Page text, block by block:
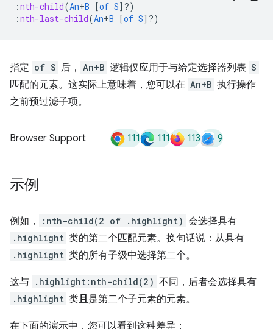
:nth-child(An+B [of S]?)
:nth-last-child(An+B [of S]?)
指定 of S 后， An+B 逻辑仅应用于与给定选择器列表 S
匹配的元素。这实际上意味着，您可以在 An+B 执行操作
之前预过滤子项。
Browser Support 111 111 113 9
示例
例如， :nth-child(2 of .highlight) 会选择具有
.highlight 类的第二个匹配元素。换句话说：从具有
.highlight 类的所有子级中选择第二个。
这与 .highlight:nth-child(2) 不同，后者会选择具有
.highlight 类且是第二个子元素的元素。
在下面的演示中，您可以看到这种差异：